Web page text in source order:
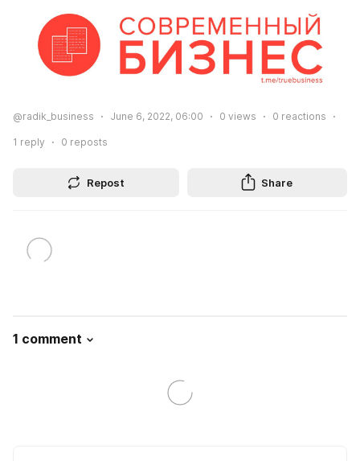
@radik_business June 6, 2022, 06:00 0 views 0 reactions
1 reply 0 reposts
Repost Share
1 comment